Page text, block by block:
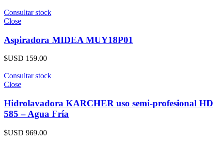
Consultar stock
Close
Aspiradora MIDEA MUY18P01
$USD 159.00
Consultar stock
Close
Hidrolavadora KARCHER uso semi-profesional HD
585 – Agua Fría
$USD 969.00